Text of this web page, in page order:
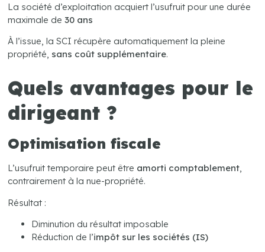
La société d’exploitation acquiert l’usufruit pour une durée
maximale de30 ans
À l’issue, la SCI récupère automatiquement la pleine
propriété, sans coût supplémentaire.
Quels avantages pour le
dirigeant ?
Optimisation fiscale
L’usufruit temporaire peut être amorti comptablement,
contrairement à la nue-propriété.
Résultat :
Diminution du résultat imposable
Réduction de l’impôt sur les sociétés (IS)